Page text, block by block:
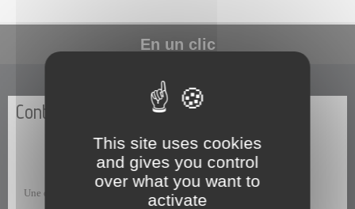
En un clic
Contactez-nous
Une question, une remarque, une suggestion, un commentaire ?
This site uses cookies
and gives you control
over what you want to
activate